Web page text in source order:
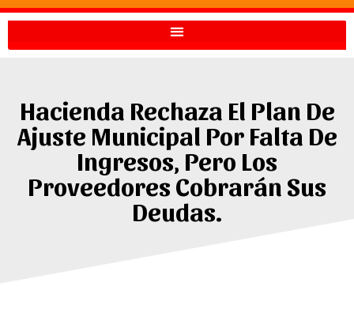
Hacienda Rechaza El Plan De
Ajuste Municipal Por Falta De
Ingresos, Pero Los
Proveedores Cobrarán Sus
Deudas.